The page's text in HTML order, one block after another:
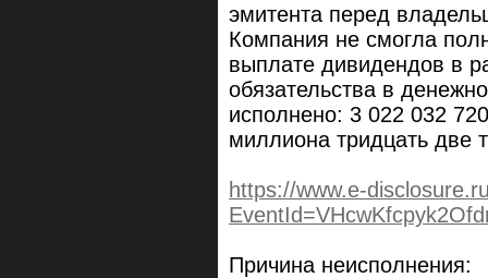
эмитента перед
Компания не смогла
выплате дивидендов в
обязательства в
исполнено: 3 022 032
миллиона тридцать две
https://www.e-
Причина неисполнения: